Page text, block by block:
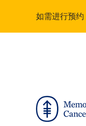
main
footer
如需进行预约